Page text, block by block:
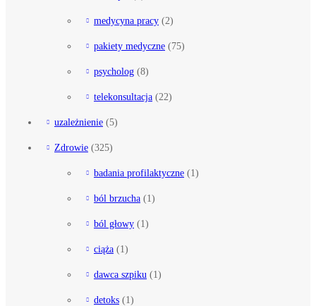
medycyna pracy (2)
pakiety medyczne (75)
psycholog (8)
telekonsultacja (22)
uzależnienie (5)
Zdrowie (325)
badania profilaktyczne (1)
ból brzucha (1)
ból głowy (1)
ciąża (1)
dawca szpiku (1)
detoks (1)